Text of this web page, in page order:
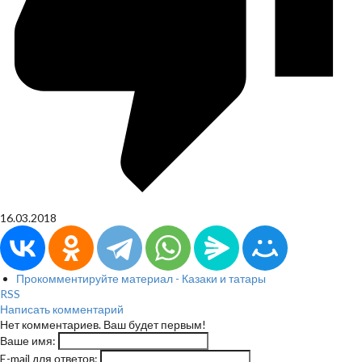
16.03.2018
Прокомментируйте материал - Казаки и татары
RSS
Написать комментарий
Нет комментариев. Ваш будет первым!
Ваше имя:
E-mail для ответов: